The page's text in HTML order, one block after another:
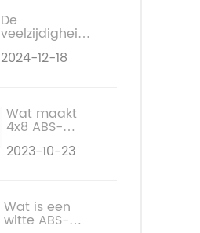
De
veelzijdigheid
en voordelen
van composiet
2024-12-18
Wat maakt
4x8 ABS-
veelzijdige
2023-10-23
Wat is een
witte ABS-